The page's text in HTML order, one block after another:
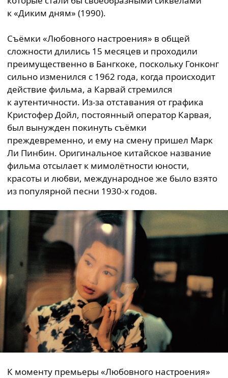
к «Диким дням» (1990).
Съёмки «Любовного настроения» в общей
сложности длились 15 месяцев и проходили
преимущественно в Бангкоке, поскольку Гонконг
сильно изменился с 1962 года, когда происходит
действие фильма, а Карвай стремился
к аутентичности. Из-за отставания от графика
Кристофер Дойл, постоянный оператор Карвая,
был вынужден покинуть съёмки
преждевременно, и ему на смену пришел Марк
Ли Пинбин. Оригинальное китайское название
фильма отсылает к мимолётности юности,
красоты и любви, международное же было взято
из популярной песни 1930-х годов.
К моменту премьеры «Любовного настроения»